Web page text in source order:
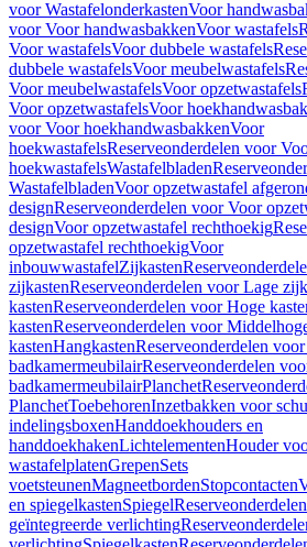
voor WastafelonderkastenVoor
voor Voor handwasbakkenVoor wastafels
Voor wastafelsVoor dubbele wastafels
dubbele wastafelsVoor meubelwastafels
Voor meubelwastafelsVoor opzetwastafels
Voor opzetwastafelsVoor
voor Voor hoekhandwasbakkenVoor
hoekwastafelsReserveonderdelen voor
hoekwastafelsWastafelbladen
WastafelbladenVoor opzetwastafel
designReserveonderdelen voor Voor
designVoor opzetwastafel rechthoekig
opzetwastafel rechthoekigVoor
inbouwwastafelZijkasten
zijkastenReserveonderdelen voor Lage
kastenReserveonderdelen voor Hoge
kastenReserveonderdelen voor
kastenHangkastenReserveonderdelen
badkamermeubilairReserveonderdelen
badkamermeubilairPlanchet
PlanchetToebehorenInzetbakken voor
indelingsboxenHanddoekhouders en
handdoekhakenLichtelementenHouder
wastafelplatenGrepenSets
voetsteunenMagneetbordenStopcontacten
en spiegelkastenSpiegel
geïntegreerde verlichting